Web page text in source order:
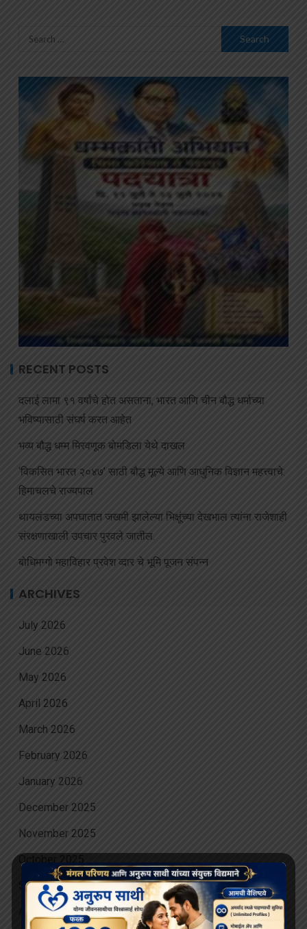
RECENT POSTS
दलाई लामा ९१ वर्षांचे होत असताना, भारत आणि चीन बौद्ध धर्माच्या
भविष्यासाठी संघर्ष करत आहेत
भव्य बौद्ध धम्म मिरवणूक बोमडिला येथे दाखल
‘विकसित भारत २०४७’ साठी बौद्ध मूल्ये आणि आधुनिक विज्ञान महत्त्वाचे:
हिमाचलचे राज्यपाल
थायलंडच्या अपघातात जखमी झालेल्या भिक्षूंच्या देखभाल त्यांना राजेशाही
संरक्षणाखाली उपचार पुरवले जातील.
बोधिमग्गो महाविहार प्रवेश व्दार चे भूमि पूजन संपन्न
ARCHIVES
July 2026
June 2026
May 2026
April 2026
March 2026
February 2026
January 2026
December 2025
November 2025
September 2025
August 2025